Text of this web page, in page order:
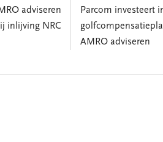
adviseren
inlijving NRC
Parcom investeert
AMRO adviseren